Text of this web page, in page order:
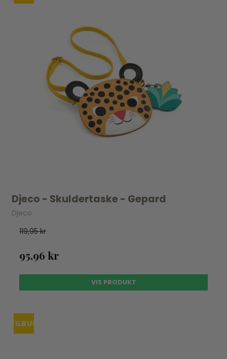
Djeco - Skuldertaske - Gepard
Djeco
119,95 kr
95,96 kr
VIS PRODUKT
TILBUD